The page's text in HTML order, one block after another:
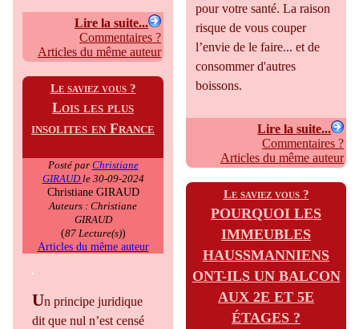
Lire la suite...
Commentaires ?
Articles du même auteur
Le saviez vous ?
Lois les plus
insolites en France
Posté par Christiane
GIRAUDle 30-09-2024
Christiane GIRAUD
Auteurs : Christiane
GIRAUD
(87 Lecture(s))
Articles du même auteur
Un principe juridique
dit que nul n’est censé
pour votre santé. La raison
risque de vous couper
l’envie de le faire... et de
consommer d'autres
boissons.
Lire la suite...
Commentaires ?
Articles du même auteur
Le saviez vous ?
POURQUOI LES
IMMEUBLES
HAUSSMANNIENS
ONT-ILS UN BALCON
AUX 2E ET 5E
ÉTAGES ?